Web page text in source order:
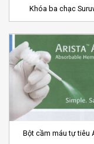
Khóa ba chạc
Bột cầm máu tự tiêu